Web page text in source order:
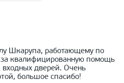
Шкарупа, работающему по
за квалифицированную помощь
дверей. Очень
большое спасибо!